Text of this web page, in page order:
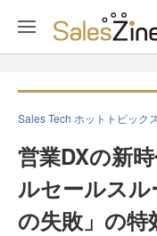
Sales Tech ホットトピックス
営業DXの新
ルセールス
の失敗」の特